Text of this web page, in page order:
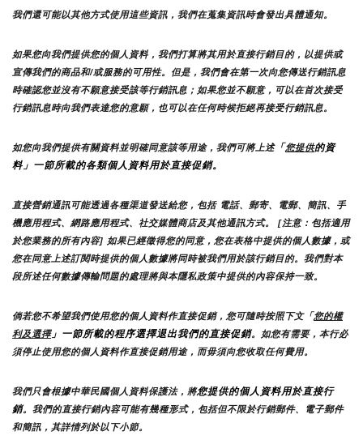
我們還可能以其他方式使用這些資訊，我們在蒐集資訊時會發出具體通知。
如果您向我們提供您的個人資料，我們打算將其用於直接行銷目的，以提供或
宣傳我們的商品和/或服務的可用性。但是，我們會在第一次向您傳送行銷訊息
時確認您並沒有不願意接受該等行銷訊息；如果您並不願意，可以在首次接受
行銷訊息時向我們表達您的意願，也可以在任何時候拒絕再接受行銷訊息。
如您向我們提供有關資料並明確同意該等用途，我們可將上述「 您提供的資
料」一節所載的各類個人資料用於直接促銷。
直接營銷通訊可能透過各種渠道發送給您，包括 電話、郵寄、電郵、簡訊、手
機應用程式、網路應用程式、社交媒體商店及其他通訊方式。 [注意：包括適用
於您業務的所有內容] 如果已經徵得您的同意，您在表格中提供的個人數據，或
您在同意上述訂閱時提供的個人數據將同時被我們用於該行銷目的。我們對本
段所述任何數據傳輸問題的處理將與本隱私政策中提供的內容保持一致。
倘若您不希望我們使用您的個人資料作直接促銷，您可隨時按照下文「您的權
利及選擇」一節所載的程序選擇退出我們的直接促銷。如您有需要，本行必
須停止使用您的個人資料作直接促銷用途，而毋須向您收取任何費用。
我們只會根據中華民國個人資料保護法，將您提供的個人資料用於直接行
銷。我們的直接行銷內容可能有幾種形式，包括但不限於行銷郵件、電子郵件
和簡訊，其詳情列於以下小節。